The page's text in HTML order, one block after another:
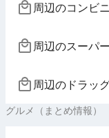
周辺のコンビ
周辺のスーパ
周辺のドラッ
グルメ（まとめ情報）